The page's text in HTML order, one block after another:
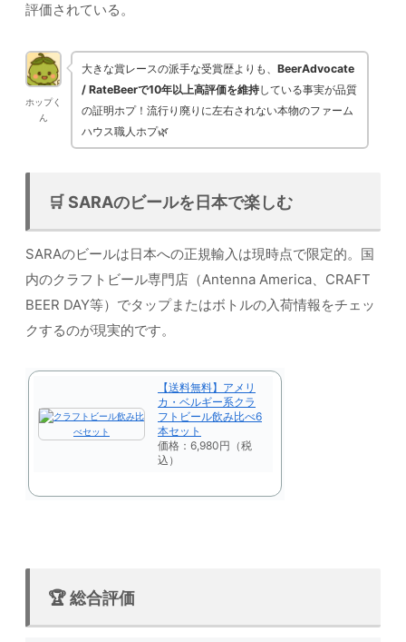
評価されている。
ホップく
ん
大きな賞レースの派手な受賞歴よりも、 BeerAdvocate
/ RateBeerで10年以上高評価を維持している事実が品質
の証明ホプ！流行り廃りに左右されない本物のファーム
ハウス職人ホプ🌿
🛒 SARAのビールを日本で楽しむ
SARAのビールは日本への正規輸入は現時点で限定的。国
内のクラフトビール専門店（Antenna America、CRAFT
BEER DAY等）でタップまたはボトルの入荷情報をチェッ
クするのが現実的です。
【送料無料】アメリ
カ・ベルギー系クラ
フトビール飲み比べ6
本セット
価格：6,980円（税
込）
🏆 総合評価